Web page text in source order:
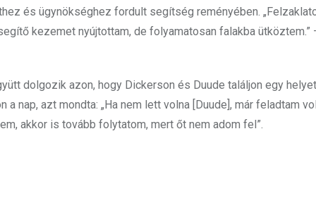
és ügynökséghez fordult segítség reményében.
kezemet nyújtottam, de folyamatosan falakba ütköztem.”
dolgozik azon, hogy Dickerson és Duude találjon egy
nap, azt mondta: „Ha nem lett volna [Duude], már feladtam
akkor is tovább folytatom, mert őt nem adom fel”.